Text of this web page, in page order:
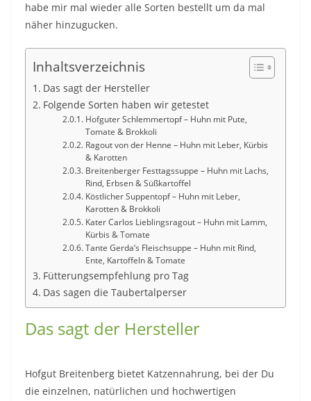
habe mir mal wieder alle Sorten bestellt um da mal
näher hinzugucken.
Inhaltsverzeichnis
Das sagt der Hersteller
Folgende Sorten haben wir getestet
Hofguter Schlemmertopf – Huhn mit Pute,
Tomate & Brokkoli
Ragout von der Henne – Huhn mit Leber, Kürbis
& Karotten
Breitenberger Festtagssuppe – Huhn mit Lachs,
Rind, Erbsen & Süßkartoffel
Köstlicher Suppentopf – Huhn mit Leber,
Karotten & Brokkoli
Kater Carlos Lieblingsragout – Huhn mit Lamm,
Kürbis & Tomate
Tante Gerda‘s Fleischsuppe – Huhn mit Rind,
Ente, Kartoffeln & Tomate
Fütterungsempfehlung pro Tag
Das sagen die Taubertalperser
Das sagt der Hersteller
Hofgut Breitenberg bietet Katzennahrung, bei der Du
die einzelnen, natürlichen und hochwertigen